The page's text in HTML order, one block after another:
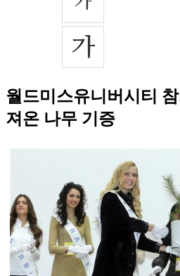
월드미스유니버시티
져온 나무 기증